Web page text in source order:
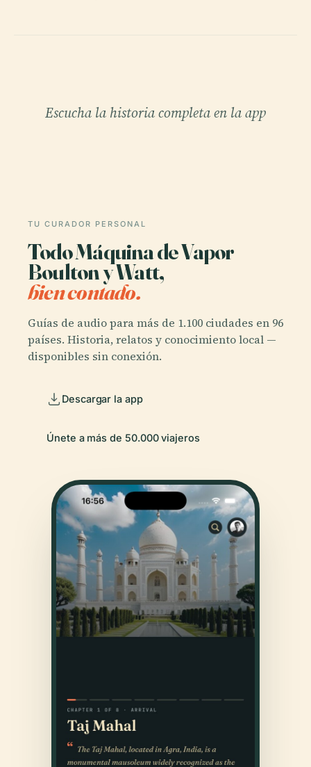
Escucha la historia completa en la app
TU CURADOR PERSONAL
Todo Máquina de Vapor
Boulton y Watt,
bien contado.
Guías de audio para más de 1.100 ciudades en 96
países. Historia, relatos y conocimiento local —
disponibles sin conexión.
Descargar la app
Únete a más de 50.000 viajeros